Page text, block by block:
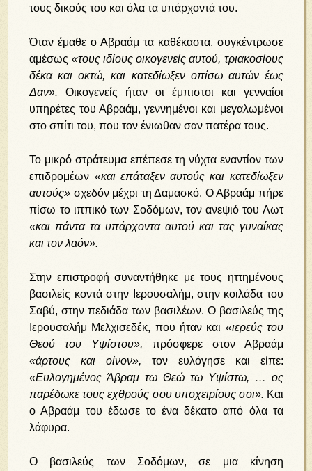
τους δικούς του και όλα τα υπάρχοντά του.
Όταν έμαθε ο Αβραάμ τα καθέκαστα, συγκέντρωσε
αμέσως «τους ιδίους οικογενείς αυτού, τριακοσίους
δέκα και οκτώ, και κατεδίωξεν οπίσω αυτών έως
Δαν». Οικογενείς ήταν οι έμπιστοι και γενναίοι
υπηρέτες του Αβραάμ, γεννημένοι και μεγαλωμένοι
στο σπίτι του, που τον ένιωθαν σαν πατέρα τους.
Το μικρό στράτευμα επέπεσε τη νύχτα εναντίον των
επιδρομέων «και επάταξεν αυτούς και κατεδίωξεν
αυτούς» σχεδόν μέχρι τη Δαμασκό. Ο Αβραάμ πήρε
πίσω το ιππικό των Σοδόμων, τον ανεψιό του Λωτ
«και πάντα τα υπάρχοντα αυτού και τας γυναίκας
και τον λαόν».
Στην επιστροφή συναντήθηκε με τους ηττημένους
βασιλείς κοντά στην Ιερουσαλήμ, στην κοιλάδα του
Σαβύ, στην πεδιάδα των βασιλέων. Ο βασιλεύς της
Ιερουσαλήμ Μελχισεδέκ, που ήταν και «ιερεύς του
Θεού του Υψίστου», πρόσφερε στον Αβραάμ
«άρτους και οίνον», τον ευλόγησε και είπε:
«Ευλογημένος Άβραμ τω Θεώ τω Υψίστω, … ος
παρέδωκε τους εχθρούς σου υποχειρίους σοι». Και
ο Αβραάμ του έδωσε το ένα δέκατο από όλα τα
λάφυρα.
Ο βασιλεύς των Σοδόμων, σε μια κίνηση